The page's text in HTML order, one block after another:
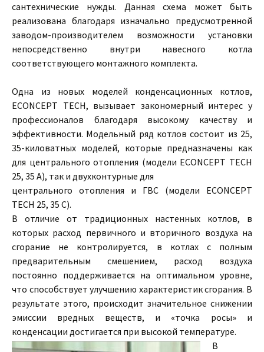
сантехнические нужды. Данная схема может быть
реализована благодаря изначально предусмотренной
заводом-производителем возможности установки
непосредственно внутри навесного котла
соответствующего монтажного комплекта.
Одна из новых моделей конденсационных котлов,
ECONCEPT TECH, вызывает закономерный интерес у
профессионалов благодаря высокому качеству и
эффективности. Модельный ряд котлов состоит из 25,
35-киловатных моделей, которые предназначены как
для центрального отопления (модели ECONCEPT TECH
25, 35 A), так и двухконтурные для
центрального отопления и ГВС (модели ECONCEPT
TECH 25, 35 С).
В отличие от традиционных настенных котлов, в
которых расход первичного и вторичного воздуха на
сгорание не контролируется, в котлах с полным
предварительным смешением, расход воздуха
постоянно поддерживается на оптимальном уровне,
что способствует улучшению характеристик сгорания. В
результате этого, происходит значительное снижении
эмиссии вредных веществ, и «точка росы» и
конденсации достигается при высокой температуре.
В